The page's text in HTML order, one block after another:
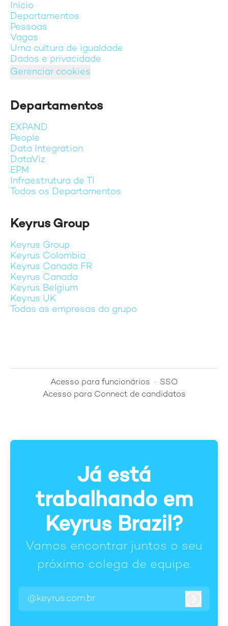
Início
Departamentos
Pessoas
Vagas
Uma cultura de igualdade
Dados e privacidade
Gerenciar cookies
Departamentos
EXPAND
People
Data Integration
DataViz
EPM
Infraestrutura de TI
Todos os Departamentos
Keyrus Group
Keyrus Group
Keyrus Colombia
Keyrus Canada FR
Keyrus Canada
Keyrus Belgium
Keyrus UK
Todas as empresas do grupo
Acesso para funcionários · SSO
Acesso para Connect de candidatos
Já está
trabalhando em
Keyrus Brazil?
Vamos encontrar juntos o seu
próximo colega de equipe.
@keyrus.com.br